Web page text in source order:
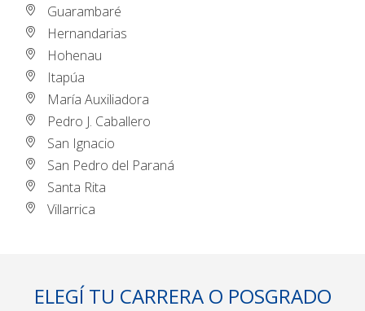
Guarambaré
Hernandarias
Hohenau
Itapúa
María Auxiliadora
Pedro J. Caballero
San Ignacio
San Pedro del Paraná
Santa Rita
Villarrica
ELEGÍ TU CARRERA O POSGRADO